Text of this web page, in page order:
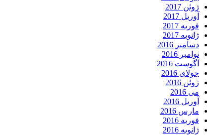
ژوئن 2017
آوریل 2017
فوریه 2017
ژانویه 2017
دسامبر 2016
نوامبر 2016
آگوست 2016
جولای 2016
ژوئن 2016
می 2016
آوریل 2016
مارس 2016
فوریه 2016
ژانویه 2016